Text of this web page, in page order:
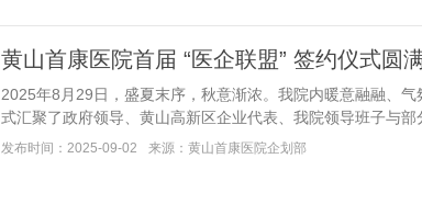
黄山首康医院首届 “医企联盟” 签约仪式圆
2025年8月29日，盛夏末序，秋意渐浓。我院内暖意融融、
式汇聚了政府领导、黄山高新区企业代表、我院领导班子与部
发布时间：2025-09-02 来源：黄山首康医院企划部